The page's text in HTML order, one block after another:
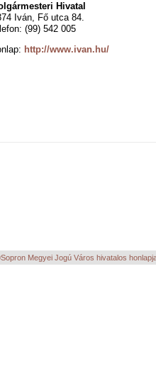
Hivatal
Iván, Fő utca 84.
(99) 542 005
http://www.ivan.hu/
Megyei Jogú Város hivatalos